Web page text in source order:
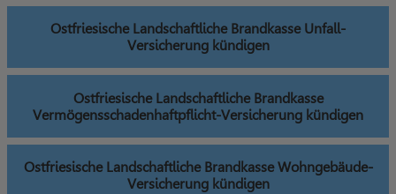
Ostfriesische Landschaftliche Brandkasse Unfall-
Versicherung kündigen
Ostfriesische Landschaftliche Brandkasse
Vermögensschadenhaftpflicht-Versicherung kündigen
Ostfriesische Landschaftliche Brandkasse Wohngebäude-
Versicherung kündigen